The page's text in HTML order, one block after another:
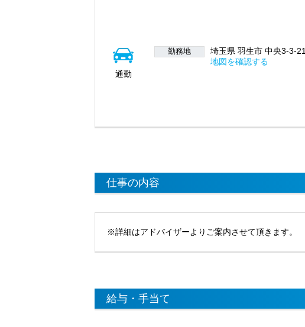
通勤
勤務地
埼玉県 羽生市 中央3-3-21
地図を確認する
仕事の内容
※詳細はアドバイザーよりご案内させて頂きます。
給与・手当て